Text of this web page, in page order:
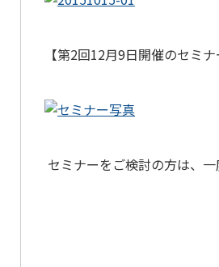
【第2回12月9日開催のセミナ
セミナーをご検討の方は、
将来取引に